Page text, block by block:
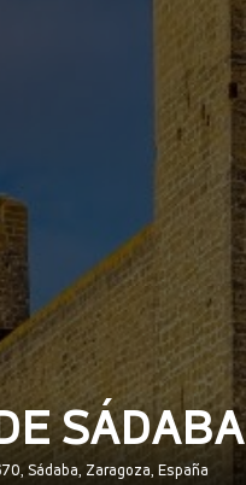
SÁDABA
Sádaba, Zaragoza, España